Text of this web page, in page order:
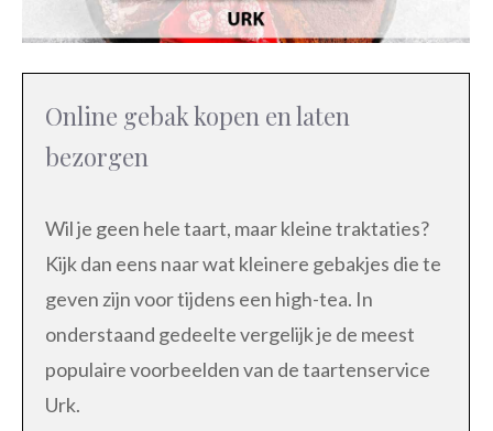
Online gebak kopen en laten
bezorgen
Wil je geen hele taart, maar kleine traktaties?
Kijk dan eens naar wat kleinere gebakjes die te
geven zijn voor tijdens een high-tea. In
onderstaand gedeelte vergelijk je de meest
populaire voorbeelden van de taartenservice
Urk.